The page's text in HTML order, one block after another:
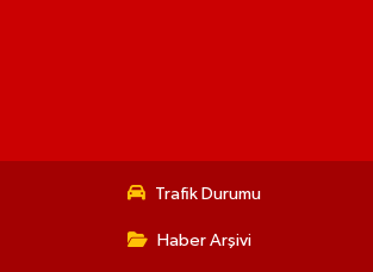
Trafik Durumu
Haber Arşivi